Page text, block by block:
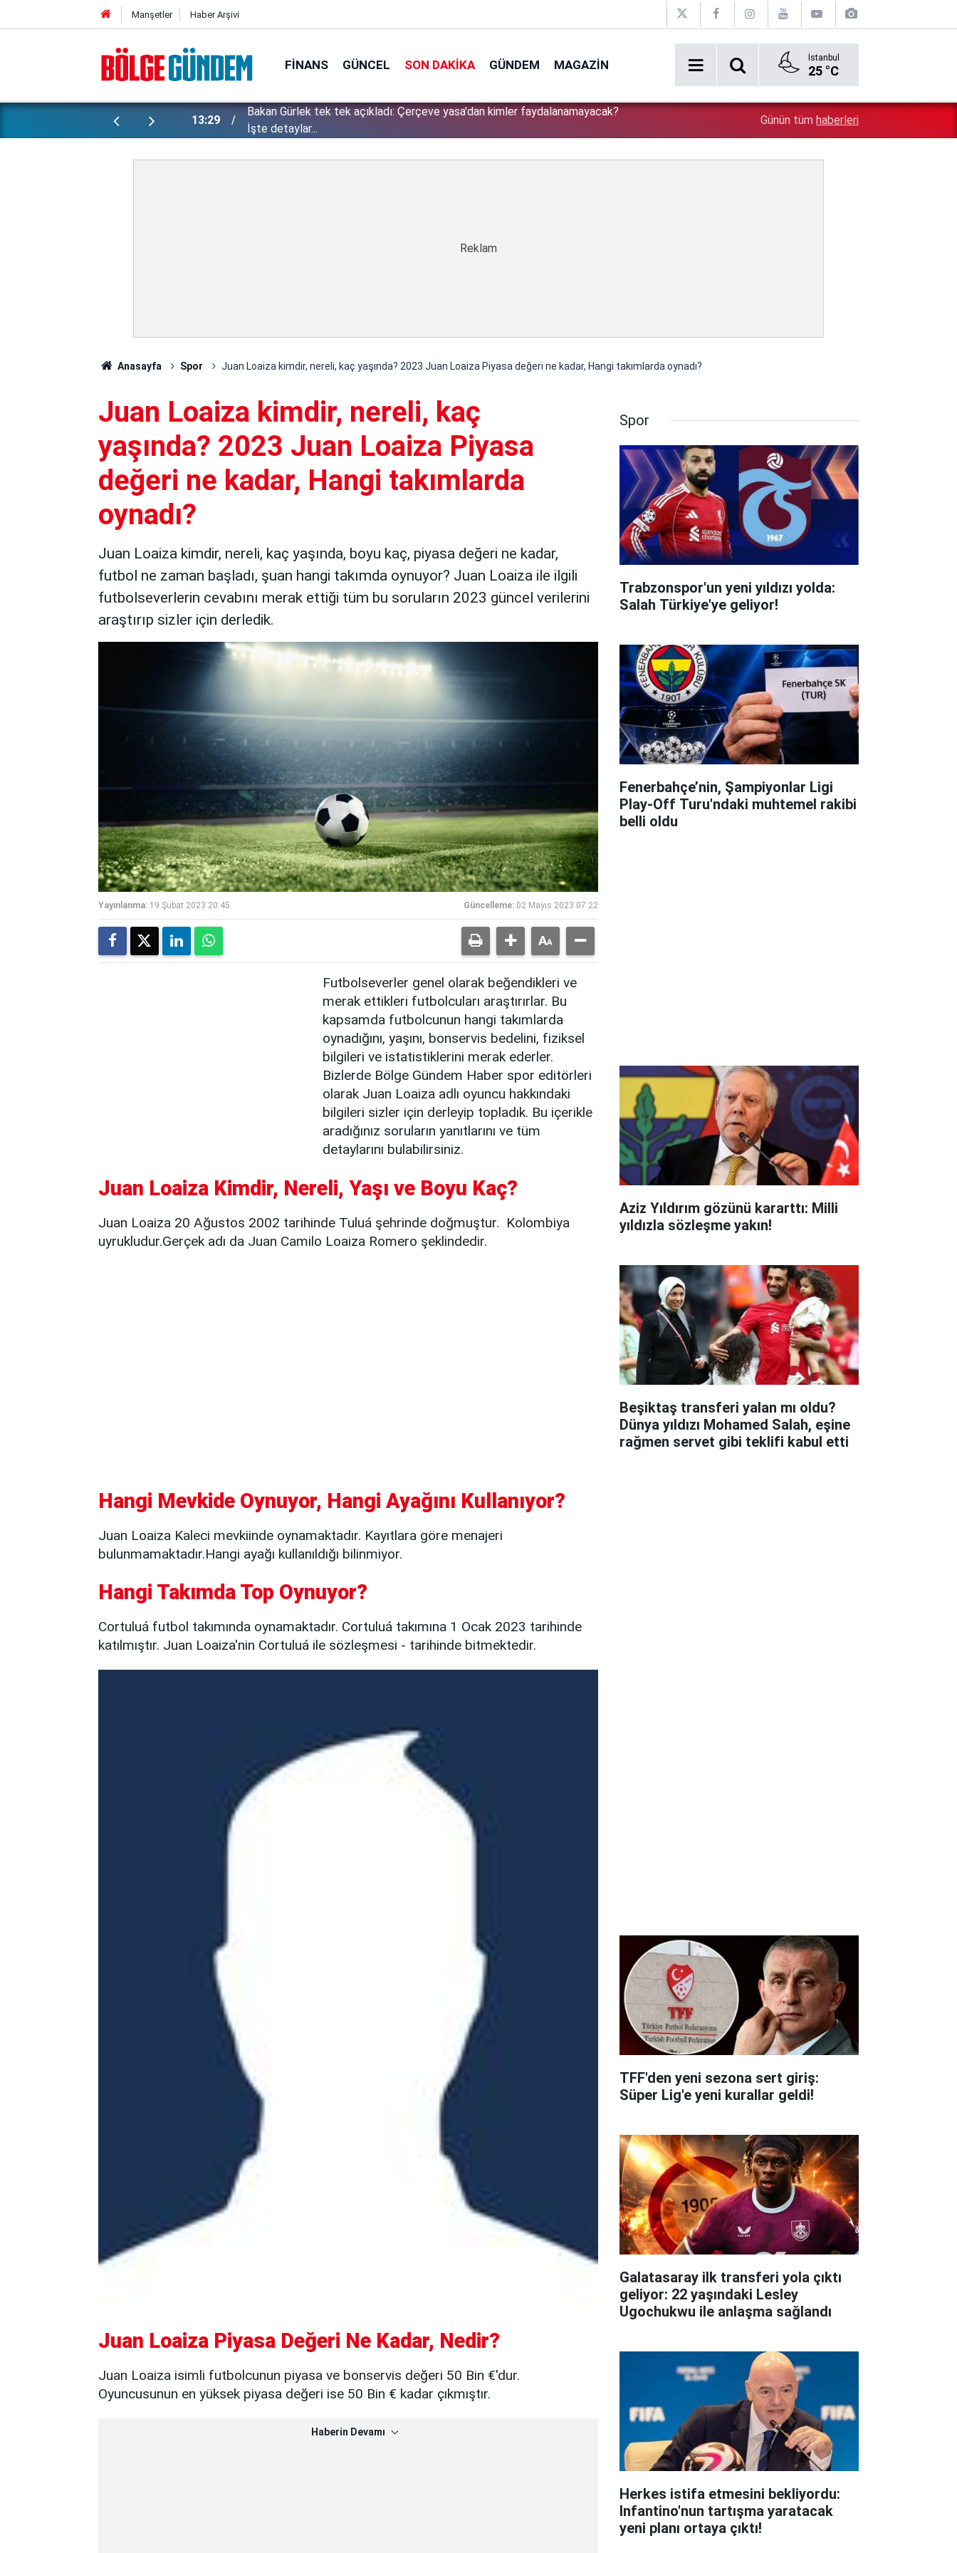
Manşetler Haber Arşivi
FINANS GÜNCEL SON DAKIKA GÜNDEM MAGAZIN İstanbul
25 °C
yapılan gizli planları deşifre etti! 13:29
Bakan Gürlek tek tek açıkladı: Çerçeve yasa'dan kimler faydalanamayacak?
İşte detaylar...
Özgür Özel'e şok! Yüzde 50 ile kazandıkları il, CHP'de
Günün tüm haberleri
Anasayfa Spor Juan Loaiza kimdir, nereli, kaç yaşında? 2023 Juan Loaiza Piyasa değeri ne kadar, Hangi takımlarda oynadı?
Juan Loaiza kimdir, nereli, kaç
yaşında? 2023 Juan Loaiza Piyasa
değeri ne kadar, Hangi takımlarda
oynadı?
Juan Loaiza kimdir, nereli, kaç yaşında, boyu kaç, piyasa değeri ne kadar,
futbol ne zaman başladı, şuan hangi takımda oynuyor? Juan Loaiza ile ilgili
futbolseverlerin cevabını merak ettiği tüm bu soruların 2023 güncel verilerini
araştırıp sizler için derledik.
Yayınlanma: 19 Şubat 2023 20:45 Güncelleme: 02 Mayıs 2023 07:22
Futbolseverler genel olarak beğendikleri ve
merak ettikleri futbolcuları araştırırlar. Bu
kapsamda futbolcunun hangi takımlarda
oynadığını, yaşını, bonservis bedelini, fiziksel
bilgileri ve istatistiklerini merak ederler.
Bizlerde Bölge Gündem Haber spor editörleri
olarak Juan Loaiza adlı oyuncu hakkındaki
bilgileri sizler için derleyip topladık. Bu içerikle
aradığınız soruların yanıtlarını ve tüm
detaylarını bulabilirsiniz.
Juan Loaiza Kimdir, Nereli, Yaşı ve Boyu Kaç?
Juan Loaiza 20 Ağustos 2002 tarihinde Tuluá şehrinde doğmuştur. Kolombiya
uyrukludur.Gerçek adı da Juan Camilo Loaiza Romero şeklindedir.
Hangi Mevkide Oynuyor, Hangi Ayağını Kullanıyor?
Juan Loaiza Kaleci mevkiinde oynamaktadır. Kayıtlara göre menajeri
bulunmamaktadır.Hangi ayağı kullanıldığı bilinmiyor.
Hangi Takımda Top Oynuyor?
Cortuluá futbol takımında oynamaktadır. Cortuluá takımına 1 Ocak 2023 tarihinde
katılmıştır. Juan Loaiza'nin Cortuluá ile sözleşmesi - tarihinde bitmektedir.
Juan Loaiza Piyasa Değeri Ne Kadar, Nedir?
Juan Loaiza isimli futbolcunun piyasa ve bonservis değeri 50 Bin €'dur.
Oyuncusunun en yüksek piyasa değeri ise 50 Bin € kadar çıkmıştır.
Haberin Devamı
Spor
Trabzonspor'un yeni yıldızı yolda:
Salah Türkiye'ye geliyor!
Fenerbahçe’nin, Şampiyonlar Ligi
Play-Off Turu'ndaki muhtemel rakibi
belli oldu
Aziz Yıldırım gözünü kararttı: Milli
yıldızla sözleşme yakın!
Beşiktaş transferi yalan mı oldu?
Dünya yıldızı Mohamed Salah, eşine
rağmen servet gibi teklifi kabul etti
TFF'den yeni sezona sert giriş:
Süper Lig'e yeni kurallar geldi!
Galatasaray ilk transferi yola çıktı
geliyor: 22 yaşındaki Lesley
Ugochukwu ile anlaşma sağlandı
Herkes istifa etmesini bekliyordu:
Infantino'nun tartışma yaratacak
yeni planı ortaya çıktı!